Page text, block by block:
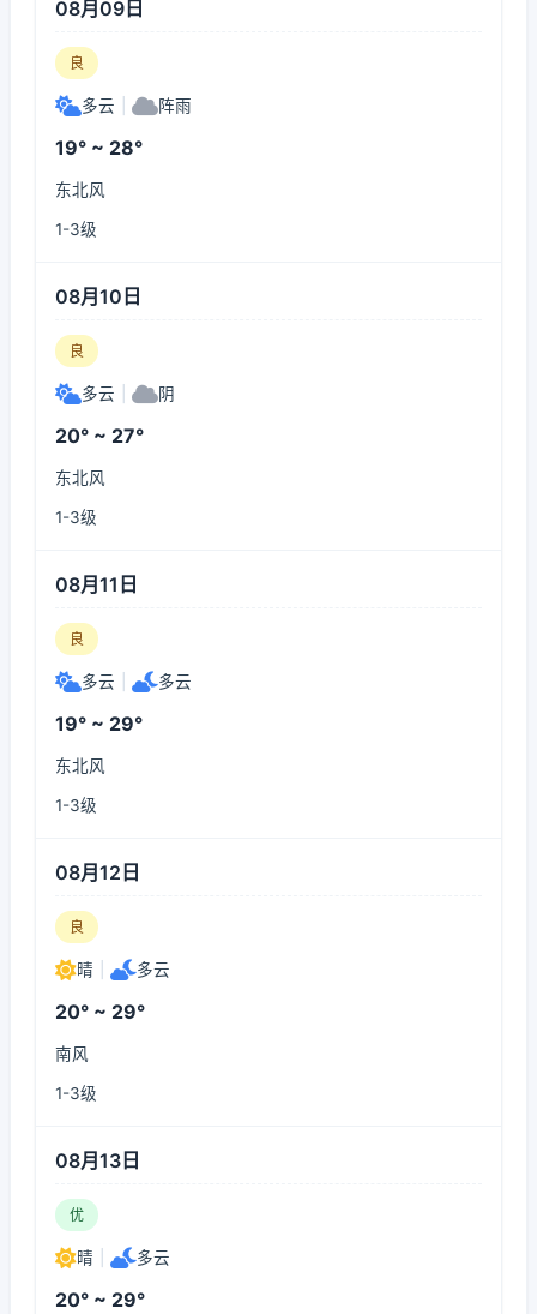
08月09日
良
多云 阵雨
19° ~ 28°
东北风
1-3级
08月10日
良
多云 阴
20° ~ 27°
东北风
1-3级
08月11日
良
多云 多云
19° ~ 29°
东北风
1-3级
08月12日
良
晴 多云
20° ~ 29°
南风
1-3级
08月13日
优
晴 多云
20° ~ 29°